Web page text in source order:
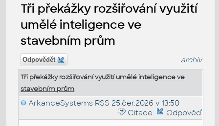
Tři překážky rozšiřování využití
umělé inteligence ve
stavebním prům
Odpovědět archiv
Tři překážky rozšiřování využití umělé inteligence ve
stavebním prům
ArkanceSystems RSS 25.čer.2026 v 13:50
Citace
Odpověď